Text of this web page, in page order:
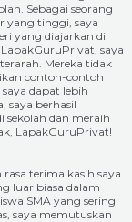
Sebagai seorang
yang tinggi, saya
yang diajarkan di
saya
Mereka tidak
contoh-contoh
dapat lebih
saya berhasil
sekolah dan meraih
LapakGuruPrivat!
terima kasih saya
luar biasa dalam
SMA yang sering
saya memutuskan